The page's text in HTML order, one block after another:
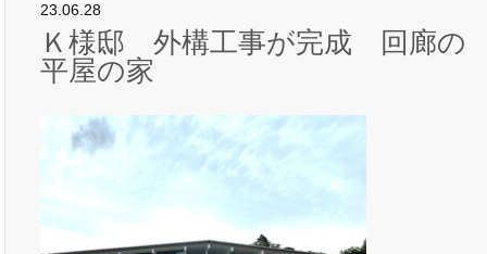
23.06.28
Ｋ様邸 外構工事が完成 回廊の
平屋の家